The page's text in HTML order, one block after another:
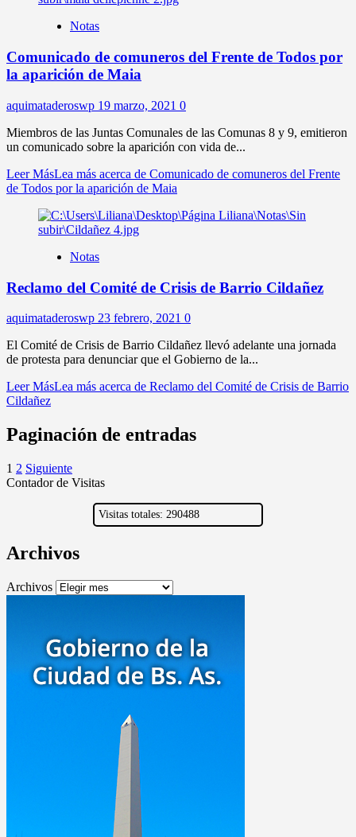
Notas
Comunicado de comuneros del Frente de Todos por
la aparición de Maia
aquimataderoswp 19 marzo, 2021 0
Miembros de las Juntas Comunales de las Comunas 8 y 9, emitieron
un comunicado sobre la aparición con vida de...
Leer MásLea más acerca de Comunicado de comuneros del Frente
de Todos por la aparición de Maia
Notas
Reclamo del Comité de Crisis de Barrio Cildañez
aquimataderoswp 23 febrero, 2021 0
El Comité de Crisis de Barrio Cildañez llevó adelante una jornada
de protesta para denunciar que el Gobierno de la...
Leer MásLea más acerca de Reclamo del Comité de Crisis de Barrio
Cildañez
Paginación de entradas
1 2 Siguiente
Contador de Visitas
Visitas totales: 290488
Archivos
Archivos